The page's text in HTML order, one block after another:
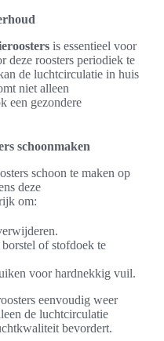
is essentieel voor
deze roosters periodiek te
de luchtcirculatie in huis
niet alleen
een gezondere
schoonmaken
schoon te maken op
deze
om:
of stofdoek te
voor hardnekkig vuil.
eenvoudig weer
de luchtcirculatie
bevordert.